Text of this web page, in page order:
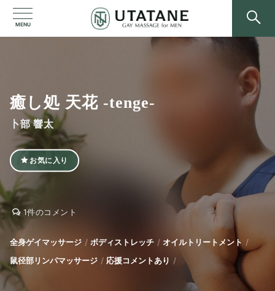
MENU
癒し処 天花 -tenge-
卜部 響太
お気に入り
癒
天
花
tenge-
癒
天
花
tenge-
1件のコメント
全身ゲイマッサージ ボディストレッチ
オイルトリートメント
鼠径部リンパマッサージ
応援コメントあり